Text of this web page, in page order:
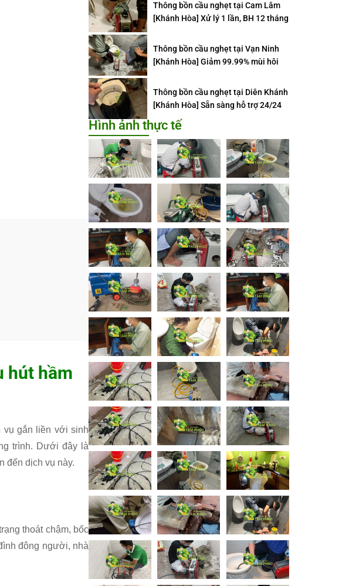
hút hầm
vụ gắn liền với sinh
trình. Dưới đây là
đến dịch vụ này.
thoát chậm, bốc
đông người, nhà
Thông bồn cầu nghẹt tại Cam Lâm
[Khánh Hòa] Xử lý 1 lần, BH 12 tháng
Thông bồn cầu nghẹt tại Vạn Ninh
[Khánh Hòa] Giảm 99.99% mùi hôi
Thông bồn cầu nghẹt tại Diên Khánh
[Khánh Hòa] Sẵn sàng hỗ trợ 24/24
Hình ảnh thực tế